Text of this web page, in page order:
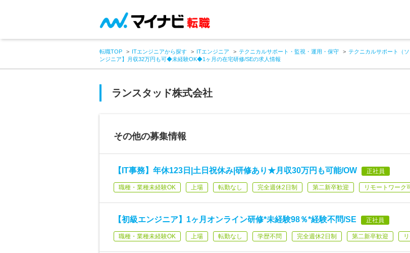
転職TOP ITエンジニアから探す ITエンジニア テクニカルサポート・監視・運用・保守 テクニカルサポート（
ンジニア】月収32万円も可◆未経験OK◆1ヶ月の在宅研修/SEの求人情報
ランスタッド株式会社
その他の募集情報
【IT事務】年休123日|土日祝休み|研修あり★月収30万円も可能/OW 正社員
職種・業種未経験OK 上場 転勤なし 完全週休2日制 第二新卒歓迎 リモートワーク
【初級エンジニア】1ヶ月オンライン研修*未経験98％*経験不問/SE 正社員
職種・業種未経験OK 上場 転勤なし 学歴不問 完全週休2日制 第二新卒歓迎